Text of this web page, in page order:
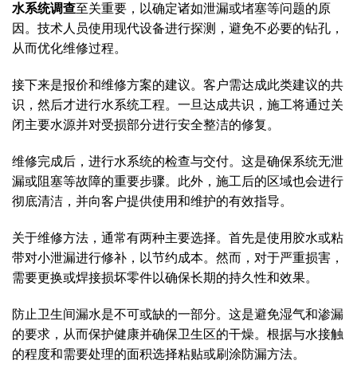
水系统调查至关重要，以确定诸如泄漏或堵塞等问题的原
因。技术人员使用现代设备进行探测，避免不必要的钻孔，
从而优化维修过程。
接下来是报价和维修方案的建议。客户需达成此类建议的共
识，然后才进行水系统工程。一旦达成共识，施工将通过关
闭主要水源并对受损部分进行安全整洁的修复。
维修完成后，进行水系统的检查与交付。这是确保系统无泄
漏或阻塞等故障的重要步骤。此外，施工后的区域也会进行
彻底清洁，并向客户提供使用和维护的有效指导。
关于维修方法，通常有两种主要选择。首先是使用胶水或粘
带对小泄漏进行修补，以节约成本。然而，对于严重损害，
需要更换或焊接损坏零件以确保长期的持久性和效果。
防止卫生间漏水是不可或缺的一部分。这是避免湿气和渗漏
的要求，从而保护健康并确保卫生区的干燥。根据与水接触
的程度和需要处理的面积选择粘贴或刷涂防漏方法。